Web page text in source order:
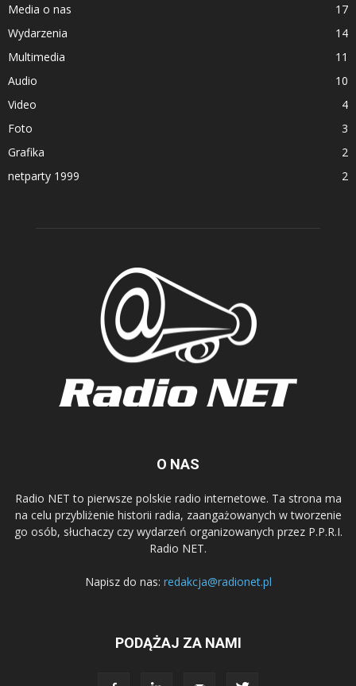
Media o nas
17
Wydarzenia
14
Multimedia
11
Audio
10
Video
4
Foto
3
Grafika
2
netparty 1999
2
O NAS
Radio NET to pierwsze polskie radio internetowe. Ta strona ma
na celu przybliżenie historii radia, zaangażowanych w tworzenie
go osób, słuchaczy czy wydarzeń organizowanych przez P.P.R.I.
Radio NET.
Napisz do nas: redakcja@radionet.pl
PODĄŻAJ ZA NAMI